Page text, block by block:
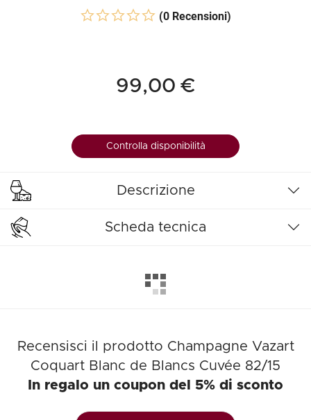
(0 Recensioni)
99,00 €
Controlla disponibilità
Descrizione
Scheda tecnica
Recensisci il prodotto Champagne Vazart
Coquart Blanc de Blancs Cuvée 82/15
In regalo un coupon del 5% di sconto